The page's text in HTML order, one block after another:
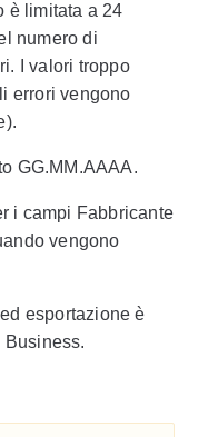
è limitata a 24
numero di
I valori troppo
errori vengono
GG.MM.AAAA.
i campi Fabbricante
vengono
esportazione è